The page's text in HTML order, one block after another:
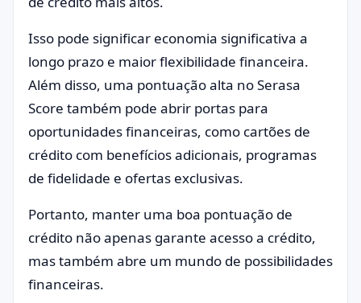
Isso pode significar economia significativa a
longo prazo e maior flexibilidade financeira.
Além disso, uma pontuação alta no Serasa
Score também pode abrir portas para
oportunidades financeiras, como cartões de
crédito com benefícios adicionais, programas
de fidelidade e ofertas exclusivas.
Portanto, manter uma boa pontuação de
crédito não apenas garante acesso a crédito,
mas também abre um mundo de possibilidades
financeiras.